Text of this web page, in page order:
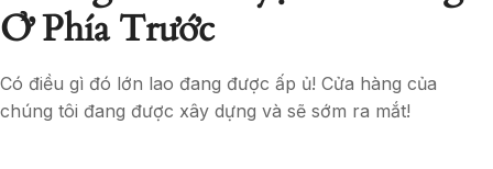
Ở Phía Trước
Có điều gì đó lớn lao đang được ấp ủ! Cửa hàng của
chúng tôi đang được xây dựng và sẽ sớm ra mắt!